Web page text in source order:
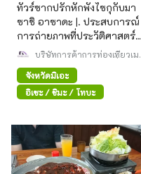
ทัวร์ซากปรักหักพังไซกุกับมา
ซาชิ อาซาดะ |. ประสบการณ์
การถ่ายภาพที่ประวัติศาสตร์
และศิลปะมาบรรจบกัน
บริษัทการค้าการท่องเที่ยวเม
จังหวัดมิเอะ
อิเซะ / ชิมะ / โทบะ